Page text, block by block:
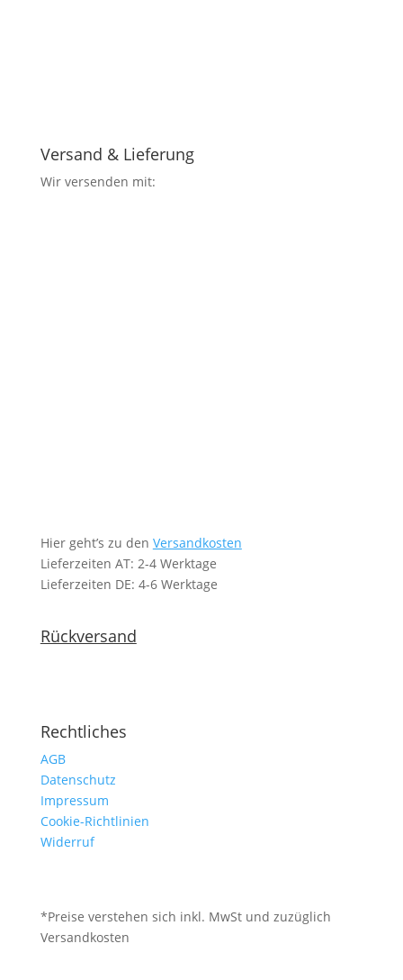
Versand & Lieferung
Wir versenden mit:
Hier geht’s zu den Versandkosten
Lieferzeiten AT: 2-4 Werktage
Lieferzeiten DE: 4-6 Werktage
Rückversand
Rechtliches
AGB
Datenschutz
Impressum
Cookie-Richtlinien
Widerruf
*Preise verstehen sich inkl. MwSt und zuzüglich
Versandkosten